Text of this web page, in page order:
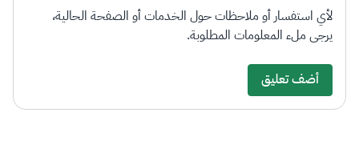
لأي استفسار أو ملاحظات حول الخدمات أو الصفحة الحالية،
يرجى ملء المعلومات المطلوبة.
أضف تعليق